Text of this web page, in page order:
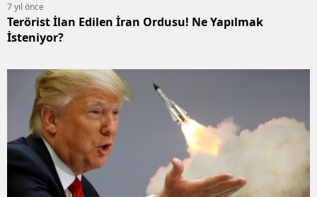
7 yıl önce
Terörist İlan Edilen İran Ordusu! Ne Yapılmak
İsteniyor?